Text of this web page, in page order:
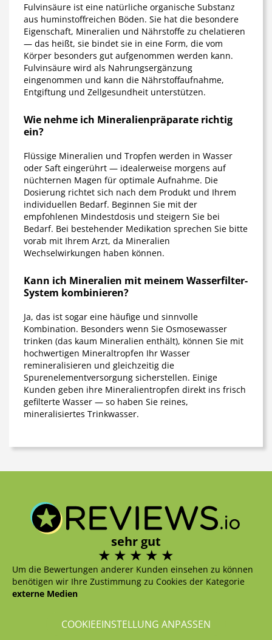
Fulvinsäure ist eine natürliche organische Substanz
aus huminstoffreichen Böden. Sie hat die besondere
Eigenschaft, Mineralien und Nährstoffe zu chelatieren
— das heißt, sie bindet sie in eine Form, die vom
Körper besonders gut aufgenommen werden kann.
Fulvinsäure wird als Nahrungsergänzung
eingenommen und kann die Nährstoffaufnahme,
Entgiftung und Zellgesundheit unterstützen.
Wie nehme ich Mineralienpräparate richtig
ein?
Flüssige Mineralien und Tropfen werden in Wasser
oder Saft eingerührt — idealerweise morgens auf
nüchternen Magen für optimale Aufnahme. Die
Dosierung richtet sich nach dem Produkt und Ihrem
individuellen Bedarf. Beginnen Sie mit der
empfohlenen Mindestdosis und steigern Sie bei
Bedarf. Bei bestehender Medikation sprechen Sie bitte
vorab mit Ihrem Arzt, da Mineralien
Wechselwirkungen haben können.
Kann ich Mineralien mit meinem Wasserfilter-
System kombinieren?
Ja, das ist sogar eine häufige und sinnvolle
Kombination. Besonders wenn Sie Osmosewasser
trinken (das kaum Mineralien enthält), können Sie mit
hochwertigen Mineraltropfen Ihr Wasser
remineralisieren und gleichzeitig die
Spurenelementversorgung sicherstellen. Einige
Kunden geben ihre Mineralientropfen direkt ins frisch
gefilterte Wasser — so haben Sie reines,
mineralisiertes Trinkwasser.
sehr gut
Um die Bewertungen anderer Kunden einsehen zu können
benötigen wir Ihre Zustimmung zu Cookies der Kategorie
externe Medien
COOKIEEINSTELLUNG ANPASSEN